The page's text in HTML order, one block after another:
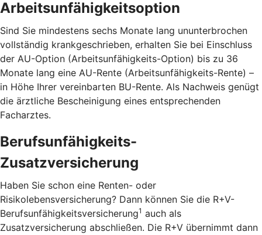
Arbeitsunfähigkeitsoption
Sind Sie mindestens sechs Monate lang ununterbrochen
vollständig krankgeschrieben, erhalten Sie bei Einschluss
der AU-Option (Arbeitsunfähigkeits-Option) bis zu 36
Monate lang eine AU-Rente (Arbeitsunfähigkeits-Rente) –
in Höhe Ihrer vereinbarten BU-Rente. Als Nachweis genügt
die ärztliche Bescheinigung eines entsprechenden
Facharztes.
Berufsunfähigkeits-
Zusatzversicherung
Haben Sie schon eine Renten- oder
Risikolebensversicherung? Dann können Sie die R+V-
Berufsunfähigkeitsversicherung1 auch als
Zusatzversicherung abschließen. Die R+V übernimmt dann